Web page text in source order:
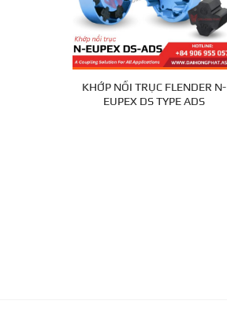
KHỚP NỐI TRỤC FLENDER N-
EUPEX DS TYPE ADS